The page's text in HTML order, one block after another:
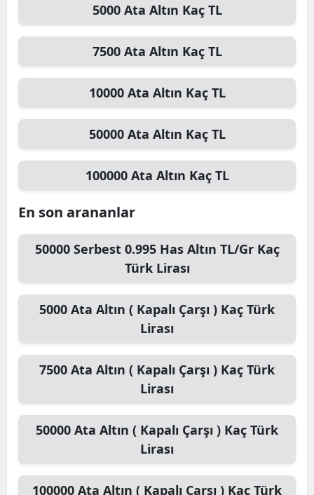
5000 Ata Altın Kaç TL
7500 Ata Altın Kaç TL
10000 Ata Altın Kaç TL
50000 Ata Altın Kaç TL
100000 Ata Altın Kaç TL
En son arananlar
50000 Serbest 0.995 Has Altın TL/GrKaç
Türk Lirası
5000 Ata Altın ( Kapalı Çarşı ) Kaç Türk
Lirası
7500 Ata Altın ( Kapalı Çarşı ) Kaç Türk
Lirası
50000 Ata Altın ( Kapalı Çarşı ) Kaç Türk
Lirası
100000 Ata Altın ( Kapalı Çarşı ) Kaç Türk